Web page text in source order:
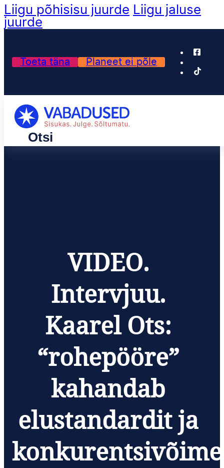
Liigu põhisisu juurde Liigu jaluse
juurde
Toeta täna Planeet ei põle
VIDEO.
Intervjuu.
Kaarel Ots:
“rohepööre”
kahandab
elustandardit ja